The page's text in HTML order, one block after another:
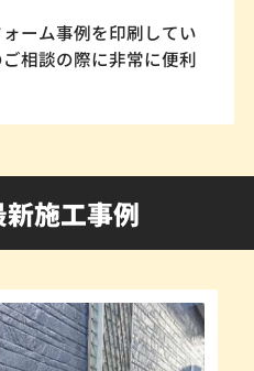
ーム事例を印刷してい
相談の際に非常に便利
施工事例